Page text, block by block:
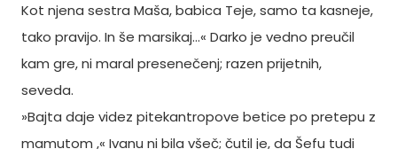
Kot njena sestra Maša, babica Teje, samo ta kasneje,
tako pravijo. In še marsikaj…« Darko je vedno preučil
kam gre, ni maral presenečenj; razen prijetnih,
seveda.
»Bajta daje videz pitekantropove betice po pretepu z
mamutom ,« Ivanu ni bila všeč; čutil je, da Šefu tudi